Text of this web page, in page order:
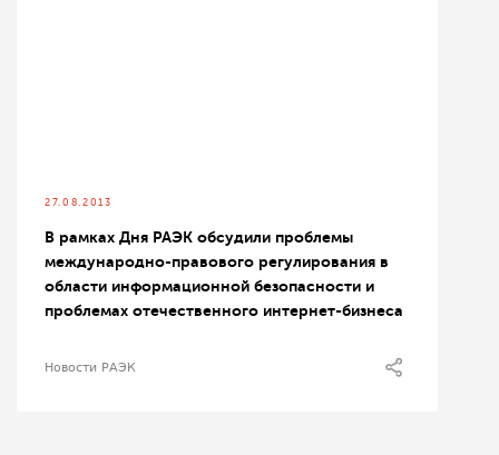
27.08.2013
В рамках Дня РАЭК обсудили проблемы
международно-правового регулирования в
области информационной безопасности и
проблемах отечественного интернет-бизнеса
Новости РАЭК